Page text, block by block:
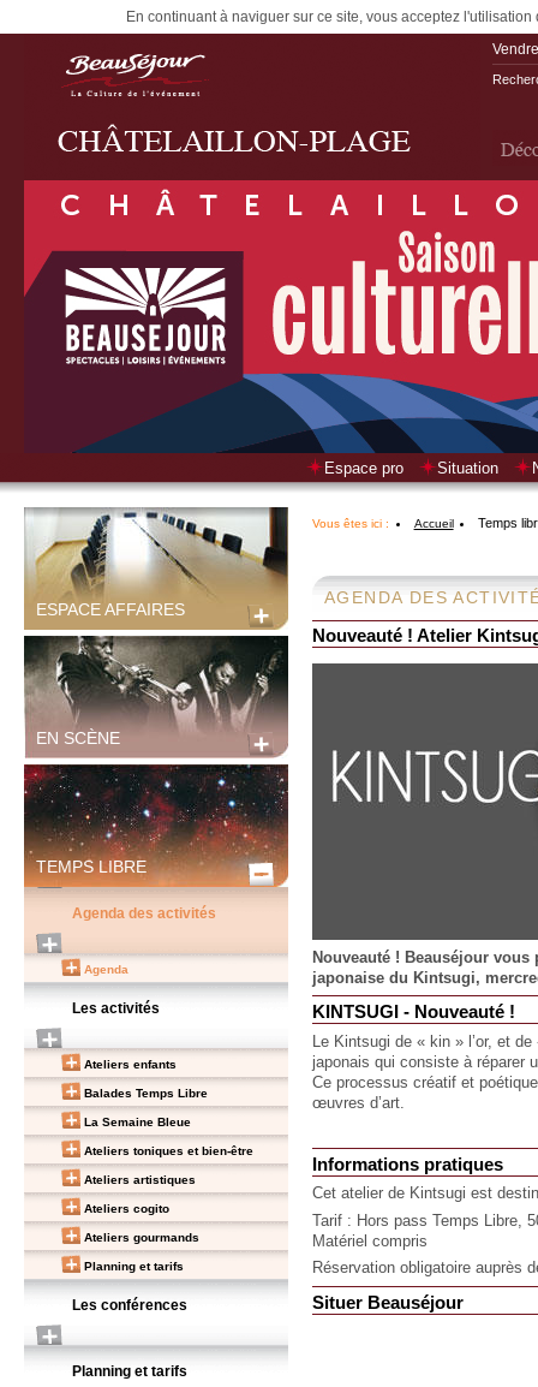
En continuant à naviguer sur ce site, vous acceptez
Espace pro Situation
ESPACE AFFAIRES
EN SCÈNE
TEMPS LIBRE
Agenda des activités
Agenda
Les activités
Ateliers enfants
Balades Temps Libre
La Semaine Bleue
Ateliers toniques et bien-être
Ateliers artistiques
Ateliers cogito
Ateliers gourmands
Planning et tarifs
Les conférences
Planning et tarifs
Vous êtes ici : Accueil Temps
AGENDA DES
Nouveauté ! Atelier
Nouveauté ! Beauséjour
japonaise du Kintsugi,
KINTSUGI - Nouveauté !
Le Kintsugi de « kin » l’or, et
japonais qui consiste à réparer
Ce processus créatif et
œuvres d’art.
Informations pratiques
Cet atelier de Kintsugi est
Tarif : Hors pass Temps Libre,
Matériel compris
Réservation obligatoire auprès
Situer Beauséjour